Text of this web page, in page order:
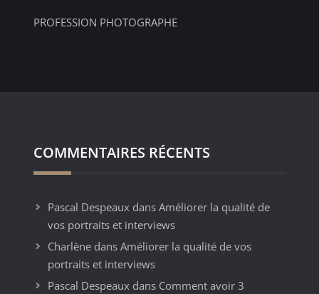
PROFESSION PHOTOGRAPHE
COMMENTAIRES RÉCENTS
Pascal Despeauxdans Améliorer la qualité de
vos portraits et interviews
Charlènedans Améliorer la qualité de vos
portraits et interviews
Pascal Despeauxdans Comment avoir 3